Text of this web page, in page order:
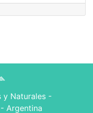
y Naturales -
Argentina